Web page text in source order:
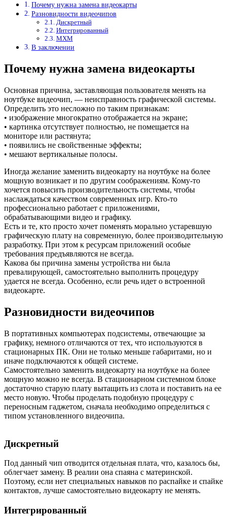
Почему нужна замена видеокарты
Разновидности видеочипов
Дискретный
Интегрированный
MXM
В заключении
Почему нужна замена видеокарты
Основная причина, заставляющая пользователя менять на
ноутбуке видеочип, — неисправность графической системы.
Определить это несложно по таким признакам:
• изображение многократно отображается на экране;
• картинка отсутствует полностью, не помещается на
мониторе или растянута;
• появились не свойственные эффекты;
• мешают вертикальные полосы.
Иногда желание заменить видеокарту на ноутбуке на более
мощную возникает и по другим соображениям. Кому-то
хочется повысить производительность системы, чтобы
наслаждаться качеством современных игр. Кто-то
профессионально работает с приложениями,
обрабатывающими видео и графику.
Есть и те, кто просто хочет поменять морально устаревшую
графическую плату на современную, более производительную
разработку. При этом к ресурсам приложений особые
требования предъявляются не всегда.
Какова бы причина замены устройства ни была
превалирующей, самостоятельно выполнить процедуру
удается не всегда. Особенно, если речь идет о встроенной
видеокарте.
Разновидности видеочипов
В портативных компьютерах подсистемы, отвечающие за
графику, немного отличаются от тех, что используются в
стационарных ПК. Они не только меньше габаритами, но и
иначе подключаются к общей системе.
Самостоятельно заменить видеокарту на ноутбуке на более
мощную можно не всегда. В стационарном системном блоке
достаточно старую плату вытащить из слота и поставить на ее
место новую. Чтобы проделать подобную процедуру с
переносным гаджетом, сначала необходимо определиться с
типом установленного видеочипа.
Дискретный
Под данный чип отводится отдельная плата, что, казалось бы,
облегчает замену. В реалии она спаяна с материнской.
Поэтому, если нет специальных навыков по распайке и спайке
контактов, лучше самостоятельно видеокарту не менять.
Интегрированный